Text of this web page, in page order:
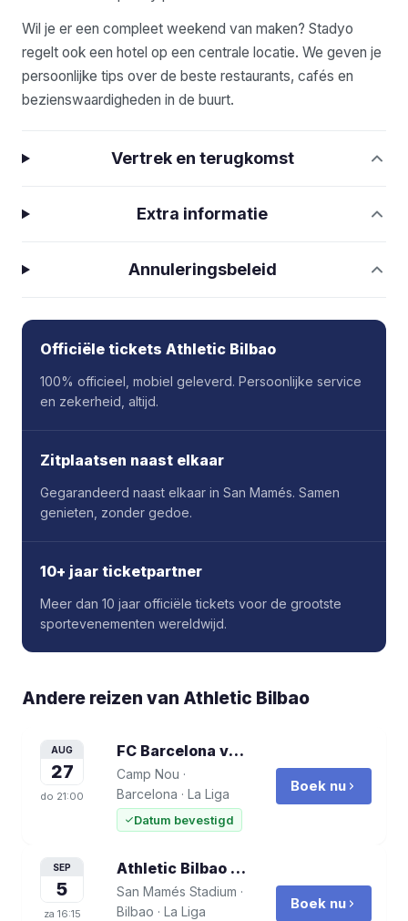
Wil je er een compleet weekend van maken? Stadyo
regelt ook een hotel op een centrale locatie. We geven je
persoonlijke tips over de beste restaurants, cafés en
bezienswaardigheden in de buurt.
Vertrek en terugkomst
Extra informatie
Annuleringsbeleid
Officiële tickets Athletic Bilbao
100% officieel, mobiel geleverd. Persoonlijke service
en zekerheid, altijd.
Zitplaatsen naast elkaar
Gegarandeerd naast elkaar in San Mamés. Samen
genieten, zonder gedoe.
10+ jaar ticketpartner
Meer dan 10 jaar officiële tickets voor de grootste
sportevenementen wereldwijd.
Andere reizen van Athletic Bilbao
AUG
27
do 21:00
FC Barcelona vs Athletic Bilbao
Camp Nou ·
Barcelona · La Liga
Datum bevestigd
Boek nu
SEP
5
za 16:15
Athletic Bilbao vs Atlético Madrid
San Mamés Stadium ·
Bilbao · La Liga Boek nu